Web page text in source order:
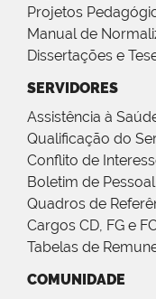
Projetos
Manual de
Dissertações e
SERVIDORES
Assistência à
Qualificação do
Conflito de
Boletim de Pessoal
Quadros de
Cargos CD, FG e
Tabelas de
COMUNIDADE